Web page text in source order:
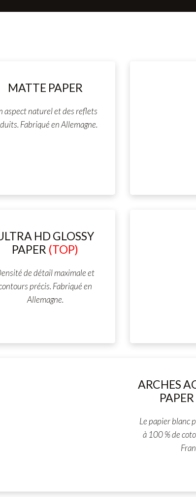
MATTE PAPER
aspect naturel et des reflets
Fabriqué en Allemagne.
HD GLOSSY
PAPER (TOP)
de détail maximale et
précis. Fabriqué en
Allemagne.
ARCHES
PAPER
Le papier blanc
à 100 % de